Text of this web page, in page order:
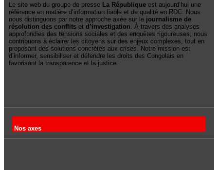
Le site web du groupe de presse La République est aujourd’hui une
référence en matière d’information fiable et de qualité en RDC. Nous
nous distinguons par notre approche axée sur le journalisme de
résolution des conflits et d’investigation . À travers des analyses
approfondies des tensions sociales et des enquêtes rigoureuses, nous
contribuons à éclairer les citoyens sur des enjeux complexes, tout en
proposant des solutions concrètes aux crises. Notre mission est
d’informer, sensibiliser et défendre les droits des Congolais en
favorisant la transparence et la justice.
Nos axes